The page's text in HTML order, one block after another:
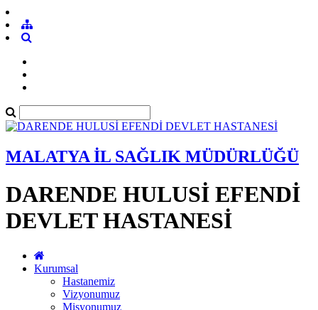
MALATYA İL SAĞLIK MÜDÜRLÜĞÜ
DARENDE HULUSİ EFENDİ
DEVLET HASTANESİ
Kurumsal
Hastanemiz
Vizyonumuz
Misyonumuz